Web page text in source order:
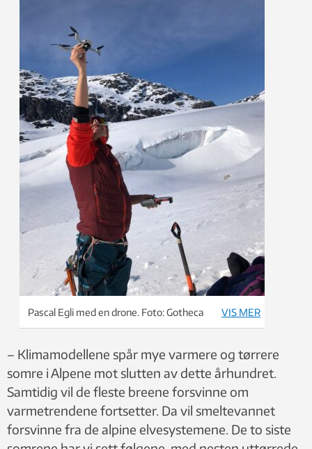
Pascal Egli med en drone. Foto: Gotheca VIS MER
– Klimamodellene spår mye varmere og tørrere
somre i Alpene mot slutten av dette århundret.
Samtidig vil de fleste breene forsvinne om
varmetrendene fortsetter. Da vil smeltevannet
forsvinne fra de alpine elvesystemene. De to siste